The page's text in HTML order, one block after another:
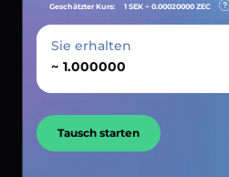
Geschätzter Kurs: 1 SEK ~ 0.00020000 ZEC
Sie erhalten
~
Tausch starten